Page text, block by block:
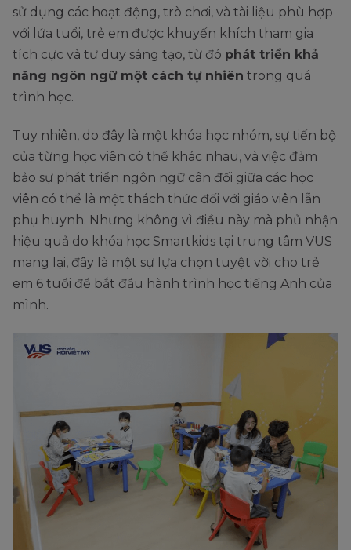
sử dụng các hoạt động, trò chơi, và tài liệu phù hợp
với lứa tuổi, trẻ em được khuyến khích tham gia
tích cực và tư duy sáng tạo, từ đó phát triển khả
năng ngôn ngữ một cách tự nhiên trong quá
trình học.
Tuy nhiên, do đây là một khóa học nhóm, sự tiến bộ
của từng học viên có thể khác nhau, và việc đảm
bảo sự phát triển ngôn ngữ cân đối giữa các học
viên có thể là một thách thức đối với giáo viên lẫn
phụ huynh. Nhưng không vì điều này mà phủ nhận
hiệu quả do khóa học Smartkids tại trung tâm VUS
mang lại, đây là một sự lựa chọn tuyệt vời cho trẻ
em 6 tuổi để bắt đầu hành trình học tiếng Anh của
mình.